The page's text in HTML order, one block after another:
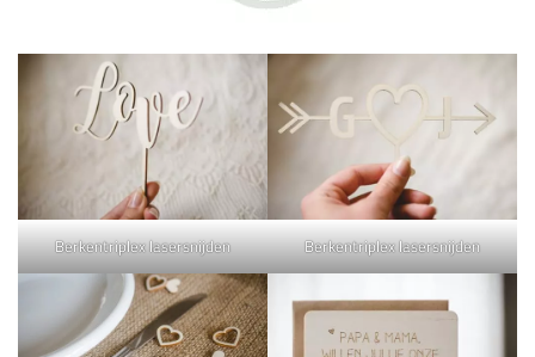
Berkentriplex lasersnijden Berkentriplex lasersnijden